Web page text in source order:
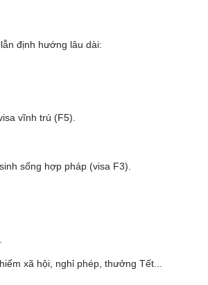
định hướng lâu dài:
vĩnh trú (F5).
sống hợp pháp (visa F3).
xã hội, nghỉ phép, thưởng Tết...